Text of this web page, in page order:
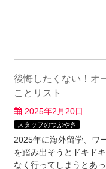
後悔したくない！オ
ことリスト
2025年2月20日
スタッフのつぶやき
2025年に海外留学、ワ
を踏み出そうとドキド
なく行ってしまうとあ